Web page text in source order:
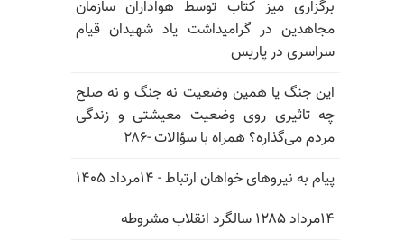
برگزاری میز کتاب توسط هواداران سازمان
مجاهدین در گرامیداشت یاد شهیدان قیام
سراسری در پاریس
این جنگ یا همین وضعیت نه جنگ و نه صلح
چه تاثیری روی وضعیت معیشتی و زندگی
مردم می‌گذاره؟ همراه با سؤالات -۲۸۶
پیام به نیروهای خواهان ارتباط - ۱۴مرداد ۱۴۰۵
۱۴مرداد ۱۲۸۵ سالگرد انقلاب مشروطه